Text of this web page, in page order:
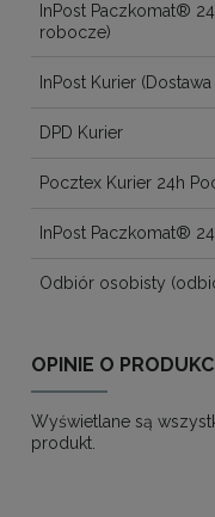
InPost Paczkomat®
robocze)
InPost Kurier
DPD Kurier
Pocztex Kurier 24h
InPost Paczkomat®
Odbiór osobisty
OPINIE O
Wyświetlane są
produkt.